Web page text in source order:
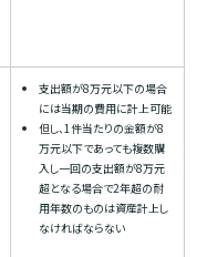
支出額が8万元以下の場合
には当期の費用に計上可能
但し、1件当たりの金額が8
万元以下であっても複数購
入し一回の支出額が8万元
超となる場合で2年超の耐
用年数のものは資産計上し
なければならない